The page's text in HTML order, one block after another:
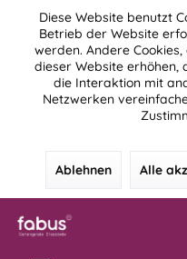
Diese Website benutzt
Betrieb der Website
werden. Andere
dieser Website
die Interaktion mit
Netzwerken
Ablehnen Alle